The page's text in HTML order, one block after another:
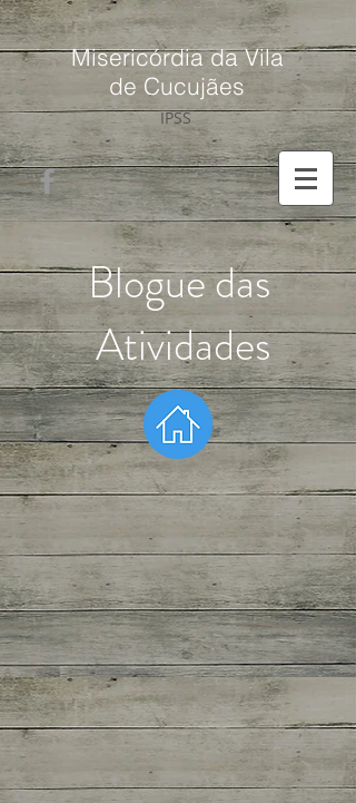
Misericórdia da Vila
de Cucujães
IPSS
Blogue das
Atividades